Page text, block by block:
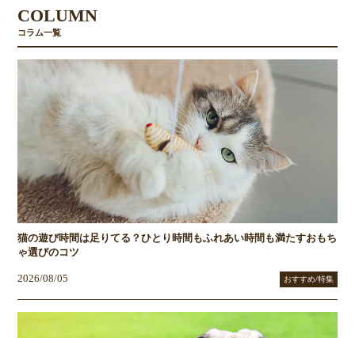
COLUMN
コラム一覧
猫の遊び時間は足りてる？ひとり時間もふれあい時間も満たすおもち
ゃ選びのコツ
2026/08/05 おすすめ/特集